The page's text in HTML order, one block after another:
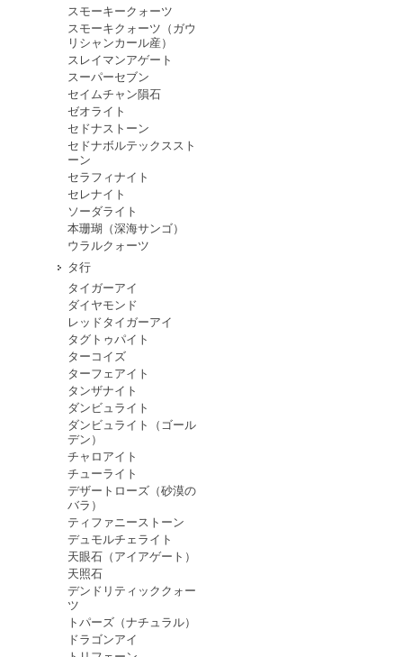
スモーキークォーツ
スモーキクォーツ（ガウ
リシャンカール産）
スレイマンアゲート
スーパーセブン
セイムチャン隕石
ゼオライト
セドナストーン
セドナボルテックススト
ーン
セラフィナイト
セレナイト
ソーダライト
本珊瑚（深海サンゴ）
ウラルクォーツ
タ行
タイガーアイ
ダイヤモンド
レッドタイガーアイ
タグトゥパイト
ターコイズ
ターフェアイト
タンザナイト
ダンビュライト
ダンビュライト（ゴール
デン）
チャロアイト
チューライト
デザートローズ（砂漠の
バラ）
ティファニーストーン
デュモルチェライト
天眼石（アイアゲート）
天照石
デンドリティッククォー
ツ
トパーズ（ナチュラル）
ドラゴンアイ